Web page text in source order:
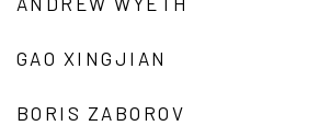
GAO XINGJIAN
BORIS ZABOROV